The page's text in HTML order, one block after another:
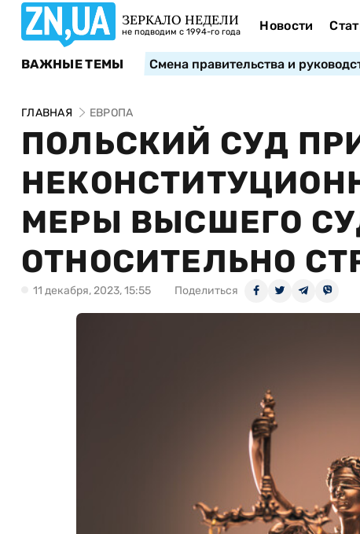
ЗЕРКАЛО НЕДЕЛИ
не подводим с 1994-го года Новости
ВАЖНЫЕ ТЕМЫ Смена правительства и
ГЛАВНАЯ ЕВРОПА
ПОЛЬСКИЙ СУД
МЕРЫ ВЫСШЕГО
ОТНОСИТЕЛЬНО
11 декабря, 2023, 15:55 Поделиться